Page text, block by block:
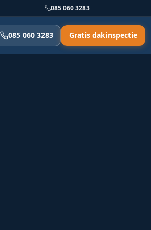
085 060 3283
085 060 3283 Gratis dakinspectie